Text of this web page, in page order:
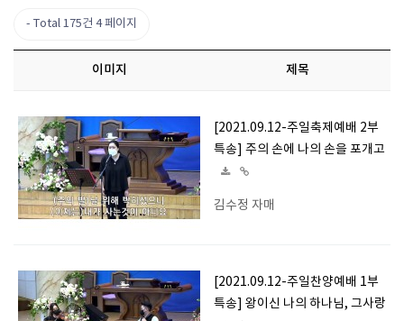
Total 175건 4 페이지
이미지 제목
[2021.09.12-주일축제예배 2부
특송] 주의 손에 나의 손을 포개고
김수정 자매
[2021.09.12-주일찬양예배 1부
특송] 왕이신 나의 하나님, 그사랑